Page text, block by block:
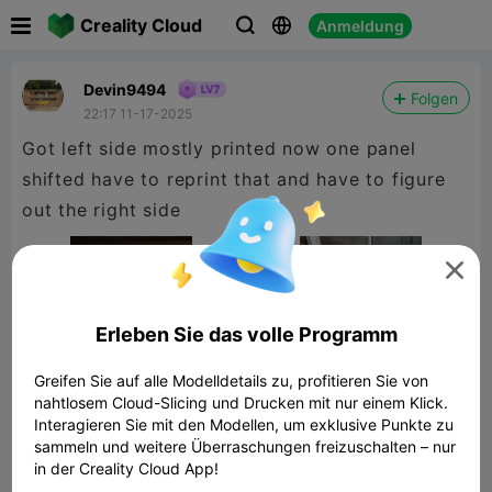
Creality Cloud   Anmeldung
Devin9494
22:17 11-17-2025
Folgen
Got left side mostly printed now one panel
shifted have to reprint that and have to figure
out the right side

Erleben Sie das volle Programm
Greifen Sie auf alle Modelldetails zu, profitieren Sie von
nahtlosem Cloud-Slicing und Drucken mit nur einem Klick.
Interagieren Sie mit den Modellen, um exklusive Punkte zu
sammeln und weitere Überraschungen freizuschalten – nur
in der Creality Cloud App!